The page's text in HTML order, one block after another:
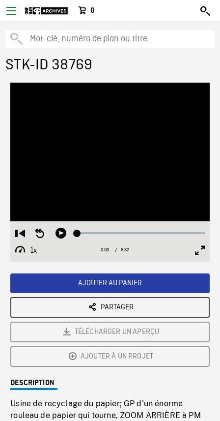
0
STK-ID 38769
Restart
from
beginning
Seek
Play Loaded:
1x
Playback
Current
0:00 / Duration
6:32
AJOUTER AU PANIER
PARTAGER
TÉLÉCHARGER UN APERÇU
AJOUTER À UN PROJET
DESCRIPTION
Usine de recyclage du papier; GP d'un énorme
rouleau de papier qui tourne, ZOOM ARRIÈRE à PM